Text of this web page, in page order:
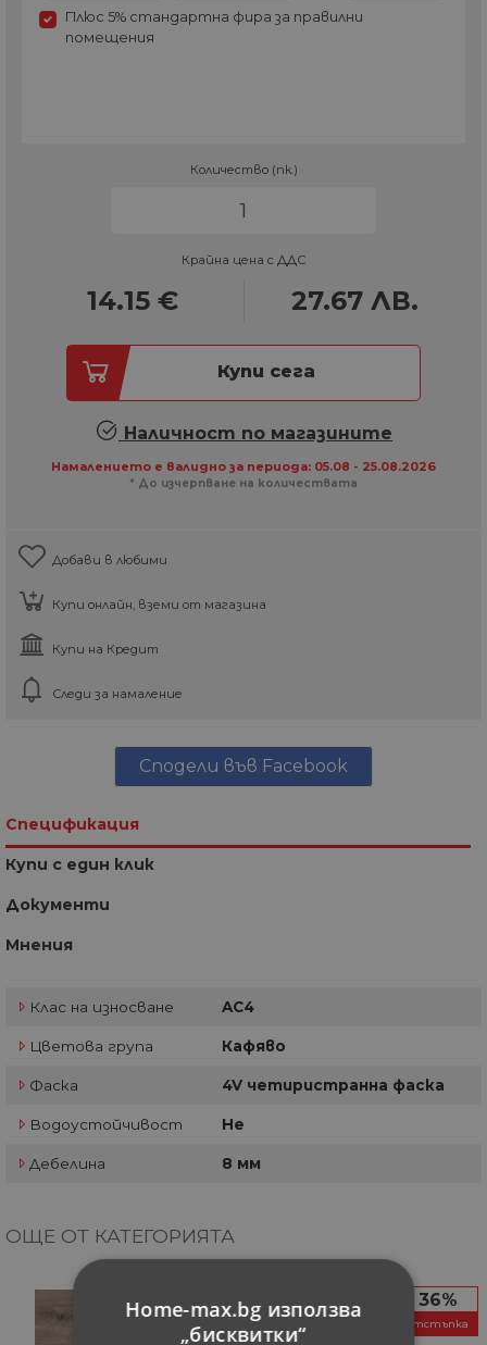
Плюс 5% стандартна фира за правилни
помещения
Количество (пк.)
Крайна цена с ДДС
14.15 € 27.67 ЛВ.
Купи сега
Наличност по магазините
Намалението е валидно за периода: 05.08 - 25.08.2026
* До изчерпване на количествата
Добави в любими
Купи онлайн, вземи от магазина
Купи на Кредит
Следи за намаление
Сподели във Facebook
Спецификация
Купи с един клик
Документи
Мнения
Клас на износване AC4
Цветова група Кафяво
Фаска 4V четиристранна фаска
Водоустойчивост Не
Дебелина 8 мм
ОЩЕ ОТ КАТЕГОРИЯТА
36%
отстъпка
Home-max.bg използва
„бисквитки“